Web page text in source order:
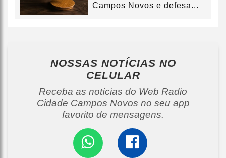
Campos Novos e defesa...
NOSSAS NOTÍCIAS NO
CELULAR
Receba as notícias do Web Radio
Cidade Campos Novos no seu app
favorito de mensagens.